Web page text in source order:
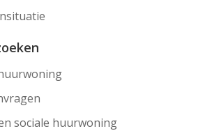
sociale huurwoning